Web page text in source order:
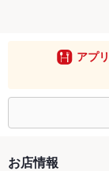
アプリ
お店情報